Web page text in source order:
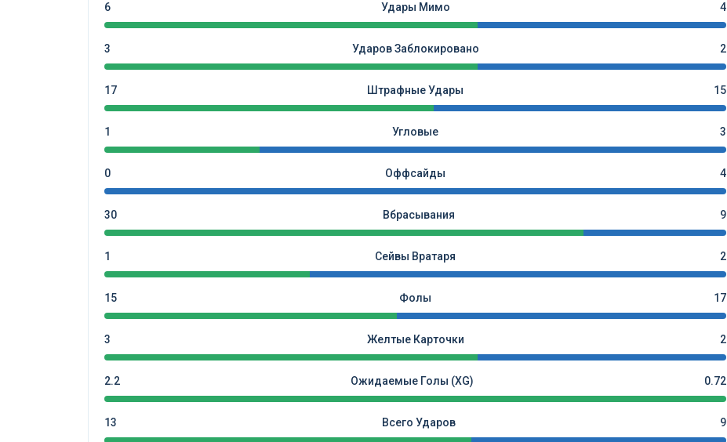
6 Удары Мимо 4
3 Ударов Заблокировано 2
17 Штрафные Удары 15
1 Угловые 3
0 Оффсайды 4
30 Вбрасывания 9
1 Сейвы Вратаря 2
15 Фолы 17
3 Желтые Карточки 2
2.2 Ожидаемые Голы (xG) 0.72
13 Всего Ударов 9